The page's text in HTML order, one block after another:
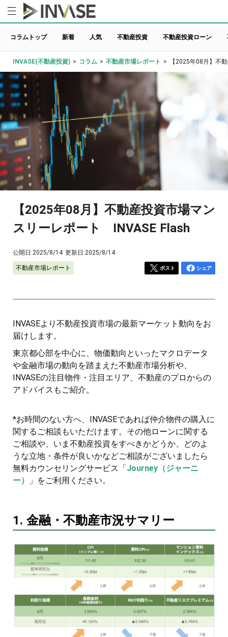
コラムトップ 新着 人気 不動産投資 不動産投資ローン
INVASE(不動産投資) > コラム > 不動産市場レポート > 【2025年08月】不
【2025年08月】不動産投資市場マン
スリーレポート INVASE Flash
公開日:2025/8/14 更新日:2025/8/14
不動産市場レポート ポスト シェア
INVASEより不動産投資市場の最新マーケット動向をお
届けします。
東京都心部を中心に、物価動向といったマクロデータ
や金融市場の動向を踏まえた不動産市場分析や、
INVASEの注目物件・注目エリア、不動産のプロからの
アドバイスもご紹介。
*お時間のない方へ、INVASEであれば仲介物件の購入に
関するご相談もいただけます。その他ローンに関する
ご相談や、いま不動産投資をすべきかどうか、どのよ
うな立地・条件が良いかなどご相談がございましたら
無料カウンセリングサービス「Journey（ジャーニ
ー）
」をご利用ください。
1. 金融・不動産市況サマリー